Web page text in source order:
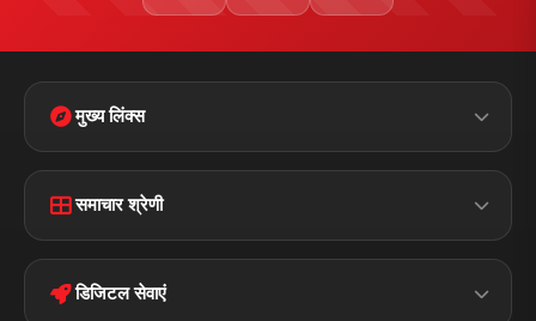
मुख्य लिंक्स
Disclaimer
Terms &
समाचार श्रेणी
डिजिटल सेवाएं